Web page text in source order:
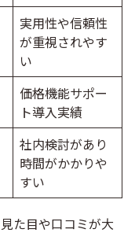
実用性や信頼性
が重視されやす
い
価格機能サポー
ト導入実績
社内検討があり
時間がかかりや
すい
た目や口コミが大